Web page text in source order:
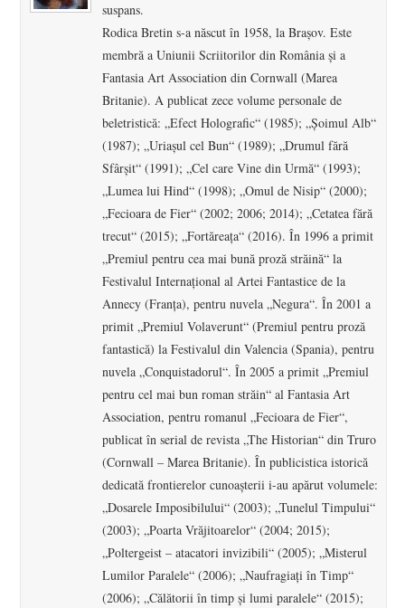
suspans.
Rodica Bretin s-a născut în 1958, la Braşov. Este
membră a Uniunii Scriitorilor din România şi a
Fantasia Art Association din Cornwall (Marea
Britanie). A publicat zece volume personale de
beletristică: „Efect Holografic“ (1985); „Şoimul Alb“
(1987); „Uriaşul cel Bun“ (1989); „Drumul fără
Sfârşit“ (1991); „Cel care Vine din Urmă“ (1993);
„Lumea lui Hind“ (1998); „Omul de Nisip“ (2000);
„Fecioara de Fier“ (2002; 2006; 2014); „Cetatea fără
trecut“ (2015); „Fortăreaţa“ (2016). În 1996 a primit
„Premiul pentru cea mai bună proză străină“ la
Festivalul Internaţional al Artei Fantastice de la
Annecy (Franţa), pentru nuvela „Negura“. În 2001 a
primit „Premiul Volaverunt“ (Premiul pentru proză
fantastică) la Festivalul din Valencia (Spania), pentru
nuvela „Conquistadorul“. În 2005 a primit „Premiul
pentru cel mai bun roman străin“ al Fantasia Art
Association, pentru romanul „Fecioara de Fier“,
publicat în serial de revista „The Historian“ din Truro
(Cornwall – Marea Britanie). În publicistica istorică
dedicată frontierelor cunoaşterii i-au apărut volumele:
„Dosarele Imposibilului“ (2003); „Tunelul Timpului“
(2003); „Poarta Vrăjitoarelor“ (2004; 2015);
„Poltergeist – atacatori invizibili“ (2005); „Misterul
Lumilor Paralele“ (2006); „Naufragiaţi în Timp“
(2006); „Călătorii în timp şi lumi paralele“ (2015);